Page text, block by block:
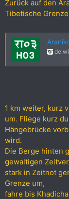
Zurück auf den
Tibetische
1 km weiter, kurz
um. Fliege kurz
Hängebrücke
wird.
Die Berge hinten
gewaltigen
stark in Zeitnot
Grenze um,
fahre bis